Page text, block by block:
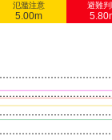
氾濫注意
5.00m
避難